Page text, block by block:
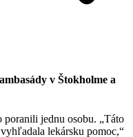
v Štokholme a
jednu osobu. „Táto
lekársku pomoc,“